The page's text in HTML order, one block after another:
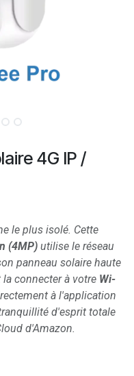
4G IP /
le plus isolé. Cette
(4MP) utilise le réseau
panneau solaire haute
connecter à votre Wi-
à l'application
d'esprit totale
d'Amazon.